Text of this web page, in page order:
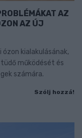
AZ
AZ ÚJ
kialakulásának,
működését és
számára.
Szólj hozzá!